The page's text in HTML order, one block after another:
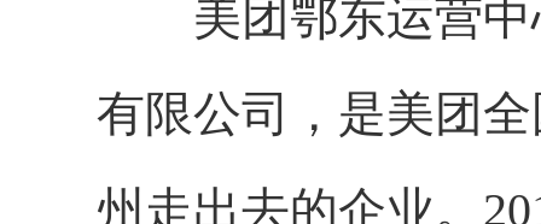
美团鄂东运营中
有限公司，是美团
州走出去的企业。